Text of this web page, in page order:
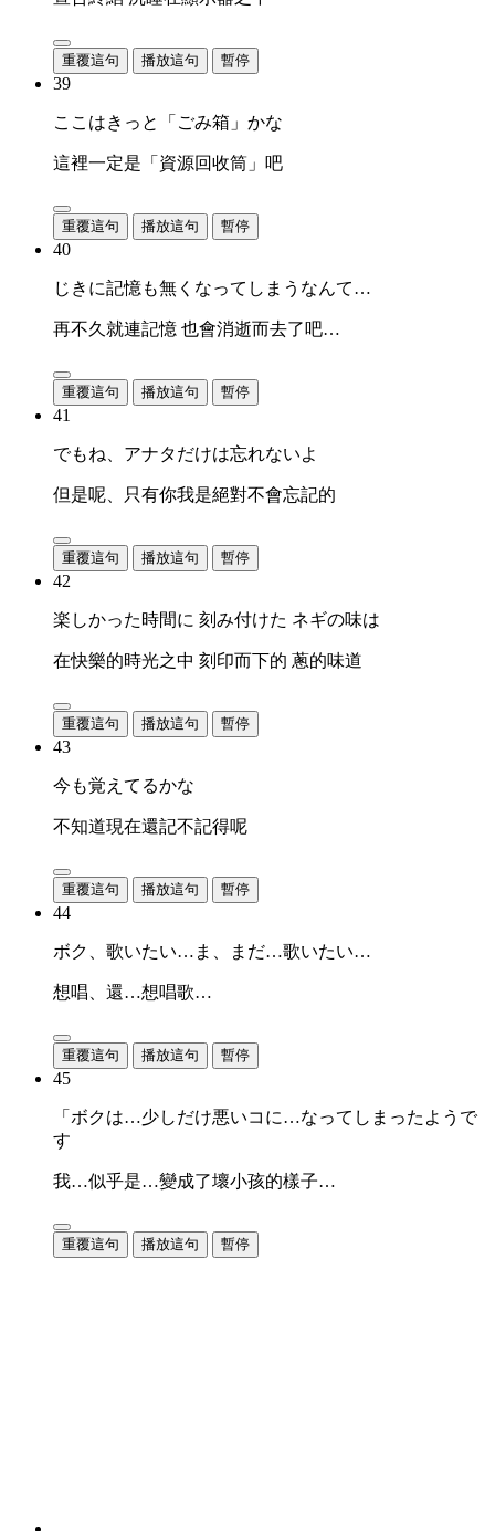
重覆這句 播放這句 暫停
39
ここはきっと「ごみ箱」かな
這裡一定是「資源回收筒」吧
重覆這句 播放這句 暫停
40
じきに記憶も無くなってしまうなんて…
再不久就連記憶 也會消逝而去了吧…
重覆這句 播放這句 暫停
41
でもね、アナタだけは忘れないよ
但是呢、只有你我是絕對不會忘記的
重覆這句 播放這句 暫停
42
楽しかった時間に 刻み付けた ネギの味は
在快樂的時光之中 刻印而下的 蔥的味道
重覆這句 播放這句 暫停
43
今も覚えてるかな
不知道現在還記不記得呢
重覆這句 播放這句 暫停
44
ボク、歌いたい…ま、まだ…歌いたい…
想唱、還…想唱歌…
重覆這句 播放這句 暫停
45
「ボクは…少しだけ悪いコに…なってしまったようで
す
我…似乎是…變成了壞小孩的樣子…
重覆這句 播放這句 暫停